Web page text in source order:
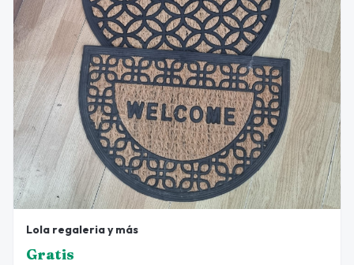
Lola regaleria y más
Gratis